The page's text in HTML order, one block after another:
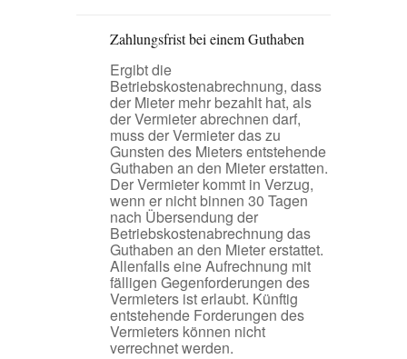
Zahlungsfrist bei einem Guthaben
Ergibt die
Betriebskostenabrechnung, dass
der Mieter mehr bezahlt hat, als
der Vermieter abrechnen darf,
muss der Vermieter das zu
Gunsten des Mieters entstehende
Guthaben an den Mieter erstatten.
Der Vermieter kommt in Verzug,
wenn er nicht binnen 30 Tagen
nach Übersendung der
Betriebskostenabrechnung das
Guthaben an den Mieter erstattet.
Allenfalls eine Aufrechnung mit
fälligen Gegenforderungen des
Vermieters ist erlaubt. Künftig
entstehende Forderungen des
Vermieters können nicht
verrechnet werden.